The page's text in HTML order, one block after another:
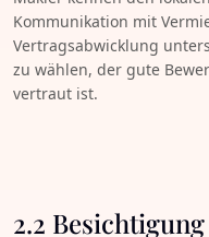
Kommunikation mit
Vertragsabwicklung
zu wählen, der gute
vertraut ist.
2.2